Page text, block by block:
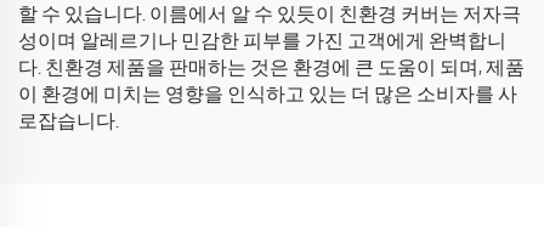
할 수 있습니다. 이름에서 알 수 있듯이 친환경 커버는 저자극
성이며 알레르기나 민감한 피부를 가진 고객에게 완벽합니
다. 친환경 제품을 판매하는 것은 환경에 큰 도움이 되며, 제품
이 환경에 미치는 영향을 인식하고 있는 더 많은 소비자를 사
로잡습니다.